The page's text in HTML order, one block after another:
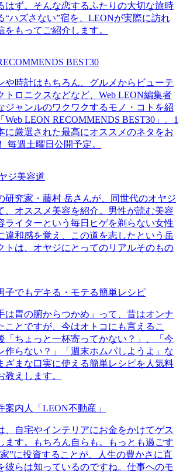
はず。そんな恋するふたりの大切な旅時
“ハズさない”宿を、LEONが実際に訪れ
をもってご紹介します。
BEST30
や時計はもちろん、グルメからビューテ
トロニクスなどなど、Web LEON編集者
ジャンルのワクワクするモノ・コトを紹
Web LEON RECOMMENDS BEST30」。1
に厳選された最高にオススメのネタをお
毎週土曜日公開予定。
ジ美容道
研究家・藤村 岳さんが、同世代のオヤジ
、オススメ美容を紹介。男性が読む美容
ライターという毎日ヒゲを剃らない女性
違和感を覚え、この道を志したという岳
トは、オヤジにとってのリアルそのもの
子でもデキる・モテる簡単レシピ
は胃の腑からつかめ」って、昔はオンナ
ことですが、今はオトコにも言えるこ
「ちょっと一杯寄ってかない？」、「今
作らない？」「週末ホムパしようよ」な
ざまな口実に使える簡単レシピを人気料
教えします。
案内人「LEON不動産」
、自宅やインテリアにお金をかけてゲス
ます。もちろん自らも。もっとも過ごす
”に投資することが、人生の豊かさに直
彼らは知っているのですね。仕事へのモ